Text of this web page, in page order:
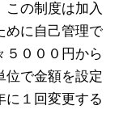
この制度は加入
めに自己管理で
５０００円から
位で金額を設定
に１回変更する